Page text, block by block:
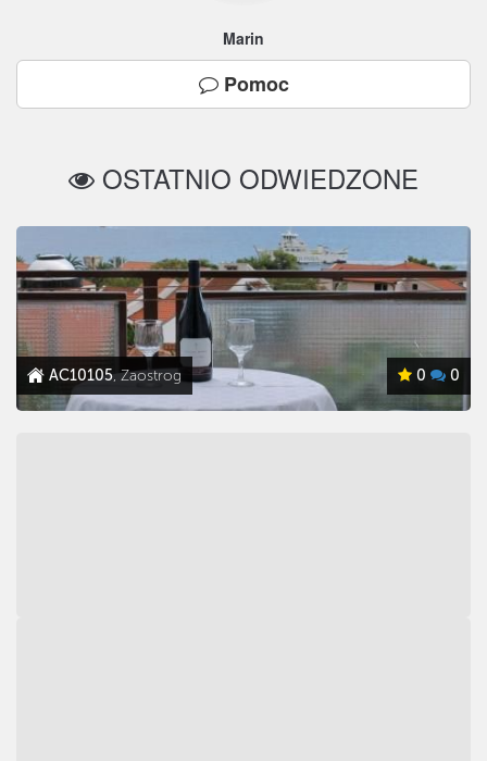
Marin
Pomoc
OSTATNIO ODWIEDZONE
AC10105, Zaostrog 0 0